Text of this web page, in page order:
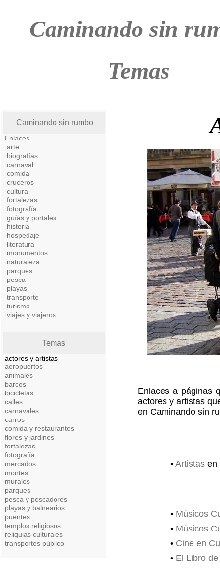
Caminando sin
Temas
Caminando sin rumbo
Enlaces
arte
biografías
carnaval
comida
cruceros
cultura
fortalezas
fotografía
guías y portales
historia
hospedaje
literatura
monumentos
naturaleza
parques
pesca
playas
transporte
turismo
viajes y viajeros
Temas
actores y artistas
aeropuertos
animales
barcos
bicicletas
calles
carnavales
carros
comida y restaurantes
flores y jardines
fortalezas
fotografía
mercados
montes
murales
parques
pesca y pescadores
playas y balnearios
puentes
templos religiosos
reliquias culturales
transportes público
Enlaces a páginas
actores y artistas
en Caminando sin
• Artistasen
• Músicos
• Músicos
• Cine en
• El Libro